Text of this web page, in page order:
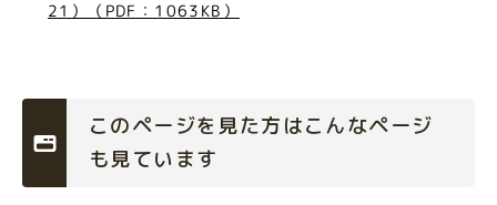
21）（PDF：1063KB）
このページを見た方はこんなページ
も見ています